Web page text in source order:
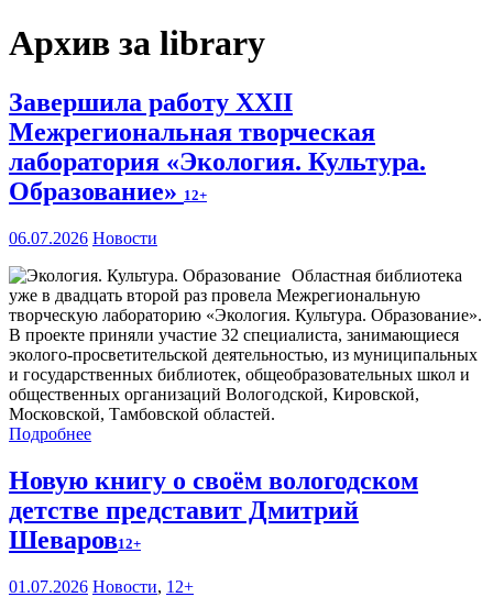
Архив за library
Завершила работу XXII
Межрегиональная творческая
лаборатория «Экология. Культура.
Образование» 12+
06.07.2026 Новости
Областная библиотека
уже в двадцать второй раз провела Межрегиональную
творческую лабораторию «Экология. Культура. Образование».
В проекте приняли участие 32 специалиста, занимающиеся
эколого-просветительской деятельностью, из муниципальных
и государственных библиотек, общеобразовательных школ и
общественных организаций Вологодской, Кировской,
Московской, Тамбовской областей.
Подробнее
Новую книгу о своём вологодском
детстве представит Дмитрий
Шеваров12+
01.07.2026 Новости, 12+